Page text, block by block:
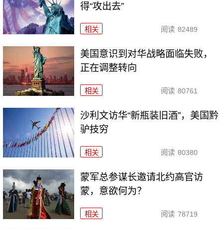
得“攻出去”
相关 阅读 82489
美国意识到对华战略面临失败，
正在调整转向
相关 阅读 80761
沙利文访华“新瓶装旧酒”，美国黔
驴技穷
相关 阅读 80380
​蒙军总参谋长邀请北约高官访
蒙，意欲何为？
相关 阅读 78719